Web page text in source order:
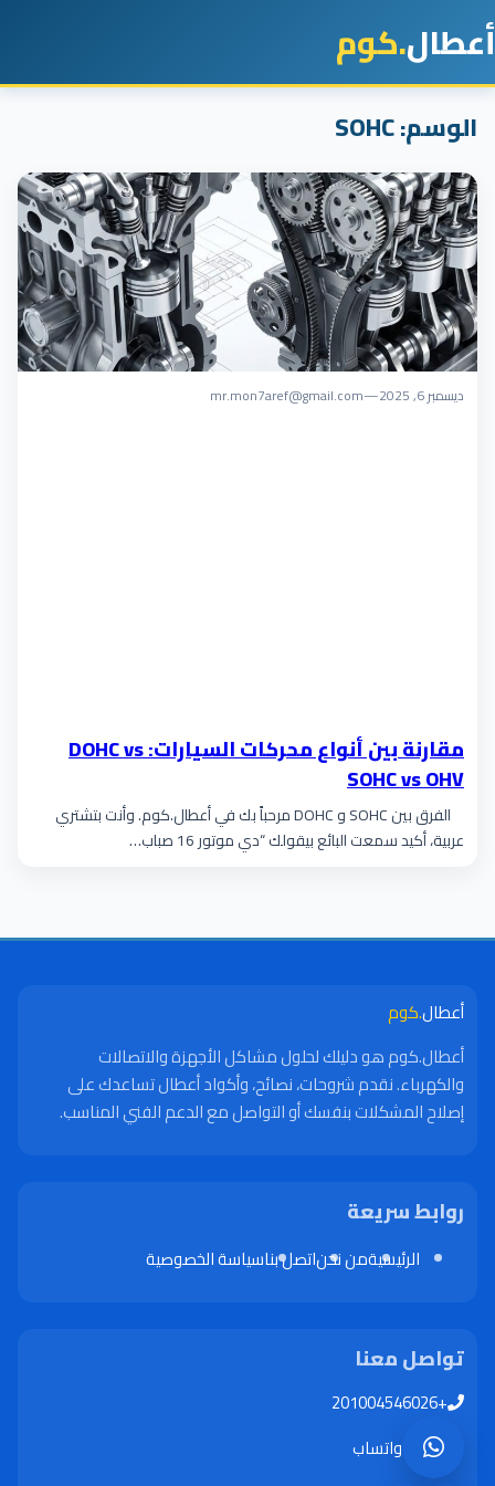
أعطال.كوم
الوسم:SOHC
ديسمبر 6, 2025 —
mr.mon7aref@gmail.com
مقارنة بين أنواع محركات السيارات: DOHC vs
SOHC vs OHV
الفرق بين SOHC و DOHC مرحباً بك في أعطال.كوم. وأنت بتشتري
عربية، أكيد سمعت البائع بيقولك “دي موتور 16 صباب…
أعطال.كوم
أعطال.كوم هو دليلك لحلول مشاكل الأجهزة والاتصالات
والكهرباء. نقدم شروحات، نصائح، وأكواد أعطال تساعدك على
إصلاح المشكلات بنفسك أو التواصل مع الدعم الفني المناسب.
روابط سريعة
الرئيسيةمن نحناتصل بناسياسة الخصوصية
تواصل معنا
+201004546026
واتساب